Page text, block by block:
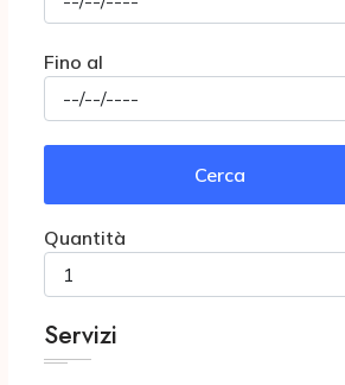
Fino al
Cerca
Quantità
Servizi